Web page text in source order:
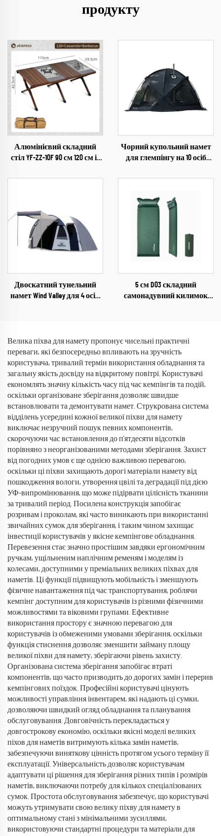
продукту
Алюмінієвий складний
стіл YF-ZZ-10F 90 см 120 см із
Чорний купольний намет
для глемпінгу на 10 осіб
намет для зими
Двоскатний тунельний
намет Wind Valley для 4 осіб,
5 см D03 складний
самонадувний килимок
парку
Велика піхва для намету пропонує чисельні практичні
переваги, які безпосередньо впливають на зручність
користувача, тривалий термін використання обладнання та
загальну якість досвіду на відкритому повітрі. Користувачі
економлять значну кількість часу під час кемпінгів та подій,
оскільки організоване зберігання дозволяє швидше
встановлювати та демонтувати намет. Струкрована система
відділень усередині кожної великої піхви для намету
виключає незручний пошук певних компонентів,
скорочуючи час встановлення до п'ятдесяти відсотків
порівняно з неорганізованими методами зберігання. Захист
від погодних умов є ще однією важливою перевагою,
оскільки ці піхви захищають дорогі матеріали намету від
пошкодження вологи, утворення цвілі та деградації під дією
УФ-випромінювання, що може підірвати цілісність тканини
за тривалий період. Посилена конструкція запобігає
розривам і проколам, які часто виникають при використанні
звичайних сумок для зберігання, і таким чином захищає
інвестиції користувачів у якісне кемпінгове обладнання.
Перевезення стає значно простішим завдяки ергономічним
ручкам, ущільненим наплічним ременям і моделям із
колесами, доступними у преміальних великих піхвах для
наметів. Ці функції підвищують мобільність і зменшують
фізичне навантаження під час транспортування, роблячи
кемпінг доступним для користувачів із різними фізичними
можливостями та віковими групами. Ефективне
використання простору є значною перевагою для
користувачів із обмеженими умовами зберігання, оскільки
функція стиснення дозволяє зменшити займану площу
великої піхви для намету, зберігаючи рівень захисту.
Організована система зберігання запобігає втраті
компонентів, що часто призводить до дорогих замін і перерив
кемпінгових поїздок. Професійні користувачі цінують
можливості управління інвентарем, які надають ці сумки,
дозволяючи швидкий огляд обладнання та планування
обслуговування. Довговічність перекладається у
довгострокову економію, оскільки якісні моделі великих
піхов для наметів витримують кілька замін наметів,
забезпечуючи виняткову цінність протягом усього терміну її
експлуатації. Універсальність дозволяє користувачам
адаптувати ці рішення для зберігання різних типів і розмірів
наметів, виключаючи потребу для кількох спеціалізованих
сумок. Простота обслуговування забезпечує, що користувачі
можуть утримувати свою велику піхву для намету в
оптимальному стані з мінімальними зусиллями,
використовуючи стандартні процедури та матеріали для